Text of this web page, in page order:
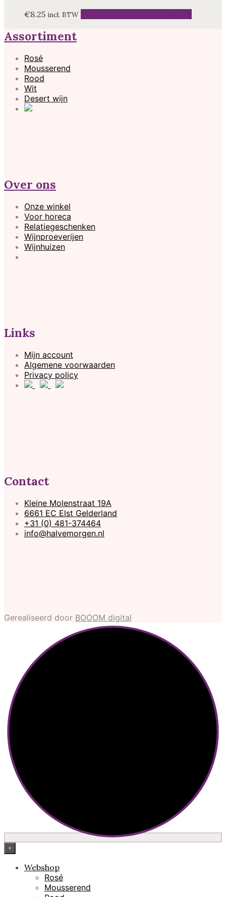
€8.25 incl. BTW
Assortiment
Rosé
Mousserend
Rood
Wit
Desert wijn
Over ons
Onze winkel
Voor horeca
Relatiegeschenken
Wijnproeverijen
Wijnhuizen
Links
Mijn account
Algemene voorwaarden
Privacy policy
Contact
Kleine Molenstraat 19A
6661 EC Elst Gelderland
+31 (0) 481-374464
info@halvemorgen.nl
Gerealiseerd door BOOOM digital
×
Webshop
Rosé
Mousserend